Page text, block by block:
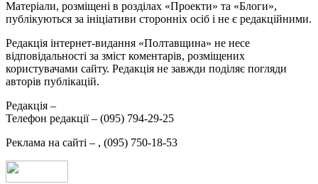
Матеріали, розміщені в розділах «Проекти» та «Блоги»,
публікуються за ініціативи сторонніх осіб і не є редакційними.
Редакція інтернет-видання «Полтавщина» не несе
відповідальності за зміст коментарів, розміщених
користувачами сайту. Редакція не завжди поділяє погляди
авторів публікацій.
Редакція –
Телефон редакції – (095) 794-29-25
Реклама на сайті – , (095) 750-18-53